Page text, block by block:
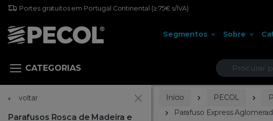
Portes gratuitos em Portugal Continental (≥ 75€ s/IVA)
Segmentos Sobre
CATEGORIAS Procurar
voltar
Parafusos Rosca de Madeira e
Início PECOL
Parafuso Express